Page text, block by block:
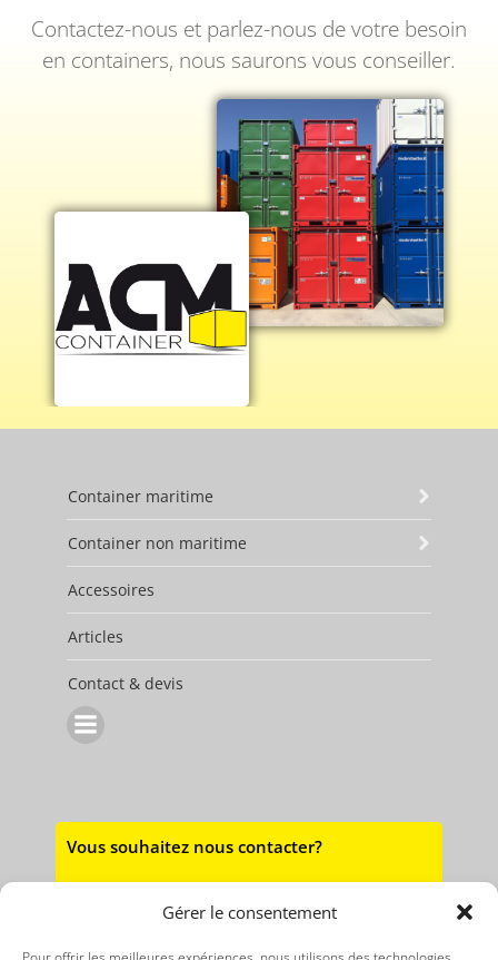
Gérer le consentement
Contactez-nous et parlez-nous de votre besoin
en containers, nous saurons vous conseiller.
Container maritime
Container non maritime
Accessoires
Articles
Contact & devis
Vous souhaitez nous contacter?